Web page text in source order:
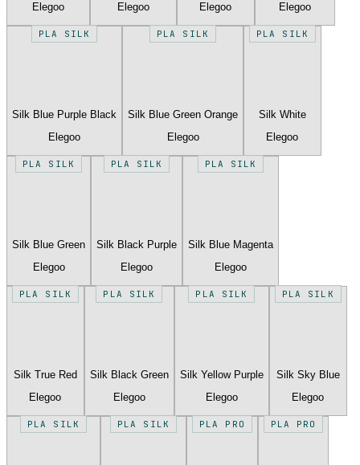
Elegoo
Elegoo
Elegoo
Elegoo
PLA SILK
Silk Blue Purple Black
Elegoo
PLA SILK
Silk Blue Green Orange
Elegoo
PLA SILK
Silk White
Elegoo
PLA SILK
Silk Blue Green
Elegoo
PLA SILK
Silk Black Purple
Elegoo
PLA SILK
Silk Blue Magenta
Elegoo
PLA SILK
Silk True Red
Elegoo
PLA SILK
Silk Black Green
Elegoo
PLA SILK
Silk Yellow Purple
Elegoo
PLA SILK
Silk Sky Blue
Elegoo
PLA SILK PLA SILK PLA PRO PLA PRO